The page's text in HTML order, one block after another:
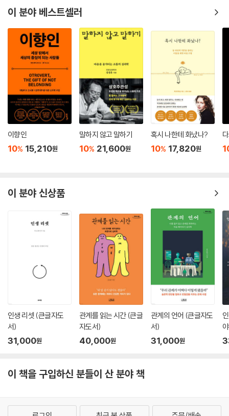
이다. 예수는 십자가에서 버림받았기에 구원자가 되었으며 붓다도 왕자의
자리를 거절한 채 떠돌이가 되었을 때 비로소 깨달음을 얻었다. 저자는 이
역설 속에서 중요한 통찰을 발견한다. 거절불안은 인간에게 가장 큰 상처
를 주지만, 동시에 인간을 더 깊은 성찰과 성장으로 이끄는 계기가 되기도
한다는 것이다. 그렇기에 거절불안은 제거해야 할 결함이 아니라 인간 존
재의 한 부분이다. 빛이 있는 한 그림자는 존재하듯이 거절불안을 완전히
제거하려는 시도는 불가능하다.
중요한 것은 거절불안을 몰아내는 것이 아니라 이해하는 일이다. 내가 왜
상처받는지, 왜 인정받고 싶어 하는지, 왜 거절을 두려워하는지 알게 되는
얼굴과 그림자를 안다고 거절불안이 바로 사라지는 것은 아니다. 하지만
나를 괴롭히는 존재가 무엇인지 똑바로 마주하는 일이야말로 거절불안과
함께 살아가는 출발점이 될 것이다.
이 분야 베스트셀러
이향인
10% 15,210원
말하지 않고 말하기
10% 21,600원
혹시 나한테 화났나?
10% 17,820원
이 분야 신상품
인생 리셋 (큰글자도
서)
31,000원
관계를 읽는 시간 (큰글
자도서)
40,000원
관계의 언어 (큰글자도
서)
31,000원
이 책을 구입하신 분들이 산 분야 책